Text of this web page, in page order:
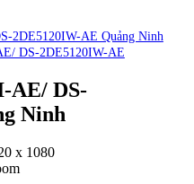
2DE5120IW-AE Quảng Ninh
DS-2DE5120IW-AE
AE/ DS-
Ninh
x 1080